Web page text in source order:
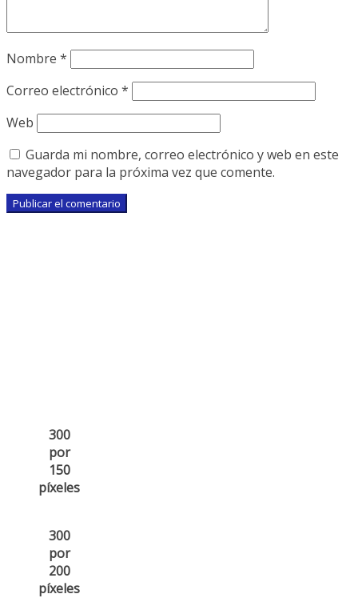
Nombre *
Correo electrónico *
Web
Guarda mi nombre, correo electrónico y web en este
navegador para la próxima vez que comente.
300
por
150
píxeles
300
por
200
píxeles